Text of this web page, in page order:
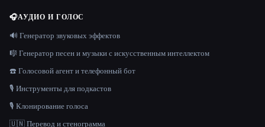
🎧АУДИО И ГОЛОС
🔊 Генератор звуковых эффектов
🎼 Генератор песен и музыки с искусственным интеллектом
☎️ Голосовой агент и телефонный бот
🎙️ Инструменты для подкастов
🎙️ Клонирование голоса
🇺🇳 Перевод и стенограмма